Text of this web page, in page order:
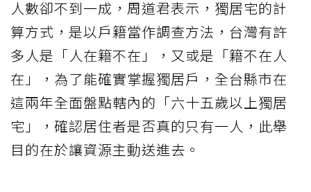
人數卻不到一成，周道君表示，獨居宅的計
算方式，是以戶籍當作調查方法，台灣有許
多人是「人在籍不在」，又或是「籍不在人
在」，為了能確實掌握獨居戶，全台縣市在
這兩年全面盤點轄內的「六十五歲以上獨居
宅」，確認居住者是否真的只有一人，此舉
目的在於讓資源主動送進去。